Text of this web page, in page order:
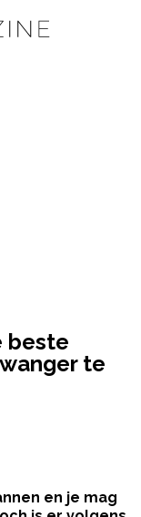
beste
te
en je mag